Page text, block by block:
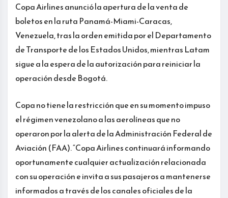
Copa Airlines anunció la apertura de la venta de
boletos en la ruta Panamá-Miami-Caracas,
Venezuela, tras la orden emitida por el Departamento
de Transporte de los Estados Unidos, mientras Latam
sigue a la espera de la autorización para reiniciar la
operación desde Bogotá.
Copa no tiene la restricción que en su momento impuso
el régimen venezolano a las aerolíneas que no
operaron por la alerta de la Administración Federal de
Aviación (FAA). “Copa Airlines continuará informando
oportunamente cualquier actualización relacionada
con su operación e invita a sus pasajeros a mantenerse
informados a través de los canales oficiales de la